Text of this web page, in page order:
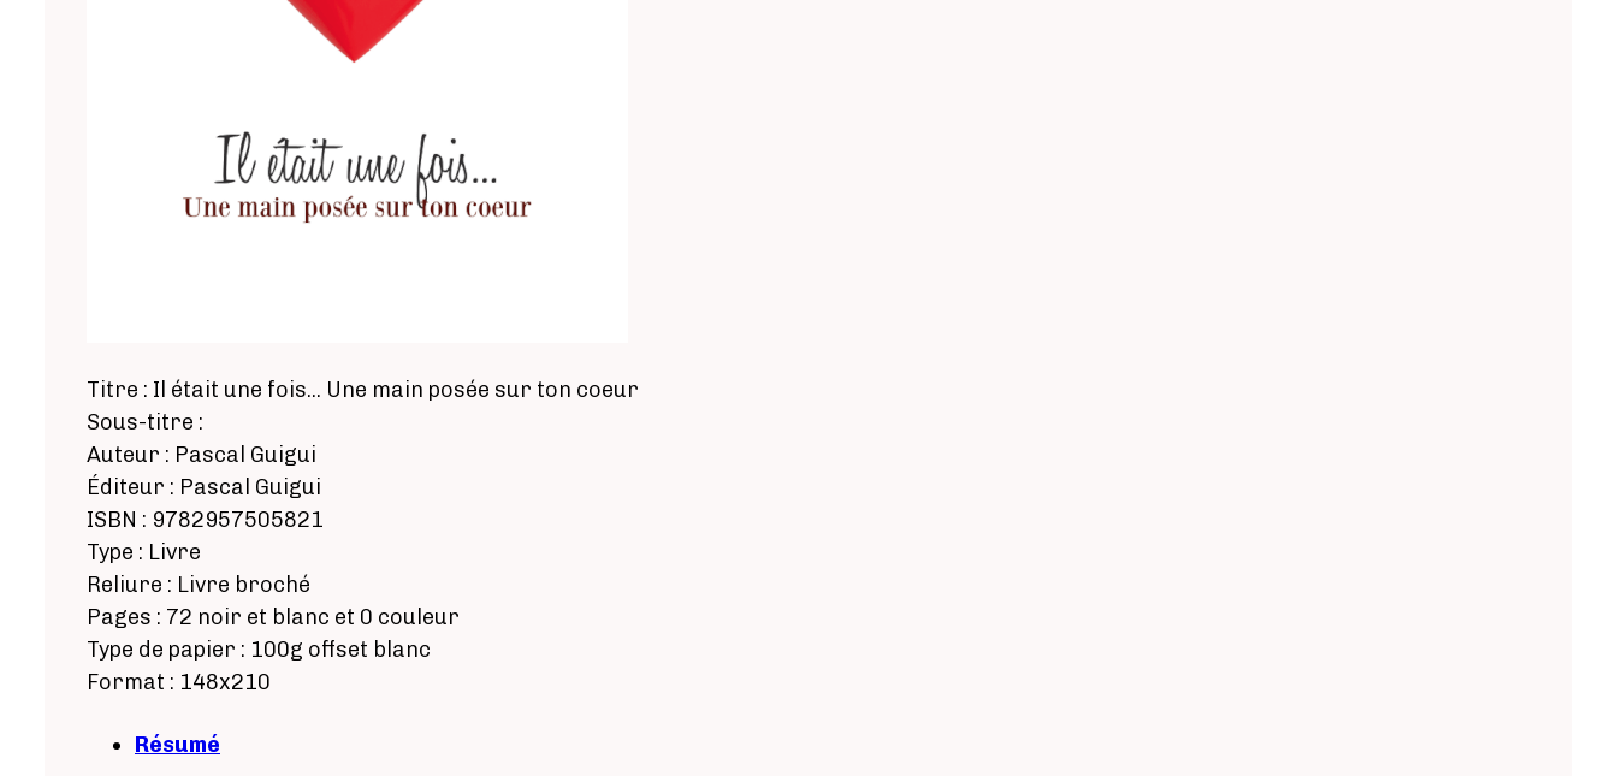
Titre : Il était une fois... Une main posée sur ton coeur
Sous-titre :
Auteur : Pascal Guigui
Éditeur : Pascal Guigui
ISBN : 9782957505821
Type : Livre
Reliure : Livre broché
Pages : 72 noir et blanc et 0 couleur
Type de papier : 100g offset blanc
Format : 148x210
Résumé